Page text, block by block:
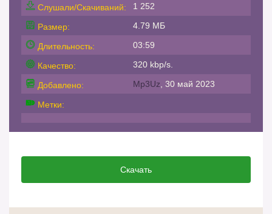
Слушали/Скачиваний:
1 252
Размер: 4.79 МБ
Длительность: 03:59
Качество: 320 kbp/s.
Добавлено: Mp3Uz , 30 май 2023
Метки:
Скачать